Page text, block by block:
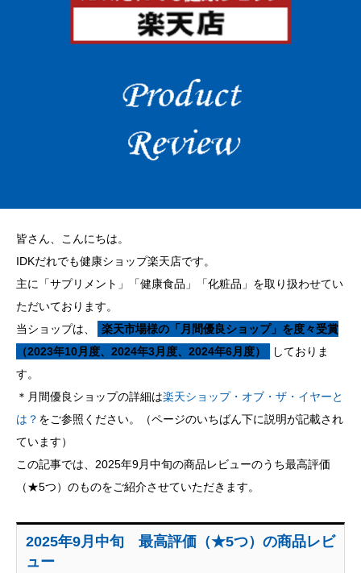
皆さん、こんにちは。
IDKだれでも健康ショップ楽天店です。
主に「サプリメント」「健康食品」「化粧品」を取り扱わせてい
ただいております。
当ショップは、
楽天市場様の「月間優良ショップ」を度々受賞
（2023年10月度、2024年3月度、2024年6月度）
しておりま
す。
＊月間優良ショップの詳細は楽天ショップ・オブ・ザ・イヤーと
は？ をご参照ください。（ページのいちばん下に説明が記載され
ています）
この記事では、2025年9月中旬の商品レビューのうち最高評価
（★5つ）のものをご紹介させていただきます。
2025年9月中旬 最高評価（★5つ）の商品レビ
ュー